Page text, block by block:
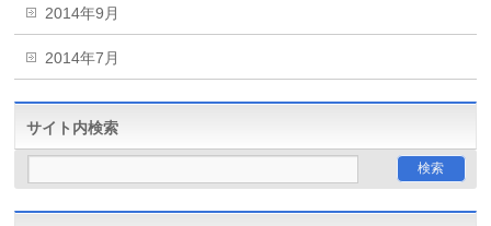
2014年9月
2014年7月
サイト内検索